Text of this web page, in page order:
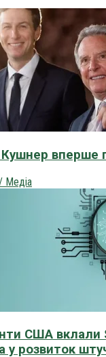
вперше
Медіа
США вклали
у розвиток